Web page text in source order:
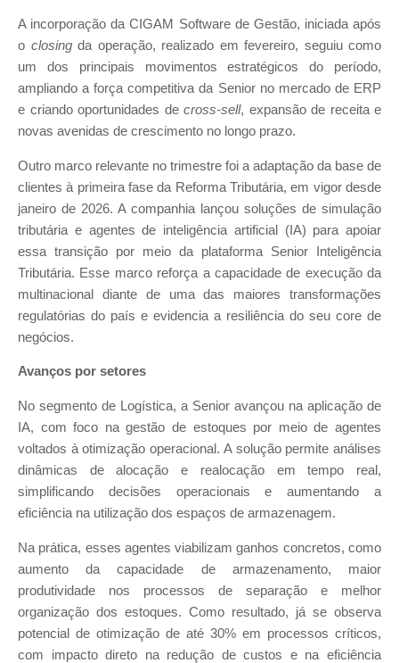
A incorporação da CIGAM Software de Gestão, iniciada após
o closingda operação, realizado em fevereiro, seguiu como
um dos principais movimentos estratégicos do período,
ampliando a força competitiva da Senior no mercado de ERP
e criando oportunidades de cross-sell, expansão de receita e
novas avenidas de crescimento no longo prazo.
Outro marco relevante no trimestre foi a adaptação da base de
clientes à primeira fase da Reforma Tributária, em vigor desde
janeiro de 2026. A companhia lançou soluções de simulação
tributária e agentes de inteligência artificial (IA) para apoiar
essa transição por meio da plataforma Senior Inteligência
Tributária. Esse marco reforça a capacidade de execução da
multinacional diante de uma das maiores transformações
regulatórias do país e evidencia a resiliência do seu core de
negócios.
Avanços por setores
No segmento de Logística, a Senior avançou na aplicação de
IA, com foco na gestão de estoques por meio de agentes
voltados à otimização operacional. A solução permite análises
dinâmicas de alocação e realocação em tempo real,
simplificando decisões operacionais e aumentando a
eficiência na utilização dos espaços de armazenagem.
Na prática, esses agentes viabilizam ganhos concretos, como
aumento da capacidade de armazenamento, maior
produtividade nos processos de separação e melhor
organização dos estoques. Como resultado, já se observa
potencial de otimização de até 30% em processos críticos,
com impacto direto na redução de custos e na eficiência